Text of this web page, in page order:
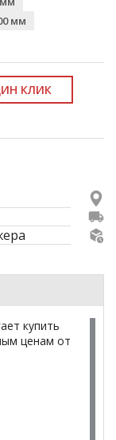
мм
КЛИК
купить
ценам от